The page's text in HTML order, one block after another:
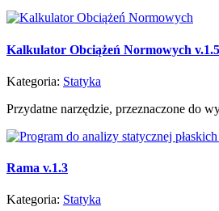
Kalkulator Obciążeń Normowych v.1.5
Kategoria: Statyka
Przydatne narzędzie, przeznaczone do
Rama v.1.3
Kategoria: Statyka